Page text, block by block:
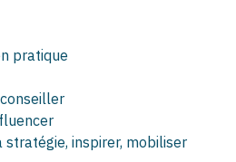
pratique
stratégie, inspirer, mobiliser